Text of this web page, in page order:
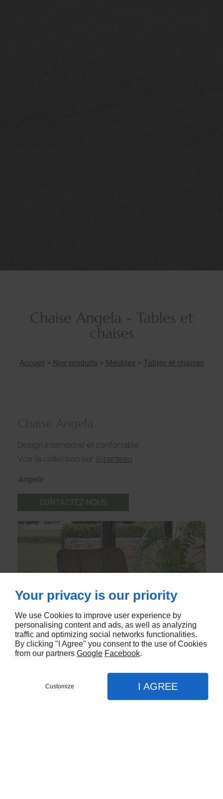
Chaise Angela - Tables et
chaises
Accueil > Nos produits > Meubles > Tables et chaises
Design intemporel et confortable
Voir la collection sur Girardeau
CONTACTEZ-NOUS
Your privacy is our priority
We use Cookies to improve user experience by
personalising content and ads, as well as analyzing
traffic and optimizing social networks functionalities.
By clicking "I Agree" you consent to the use of Cookies
from our partners Google Facebook.
Customize I AGREE